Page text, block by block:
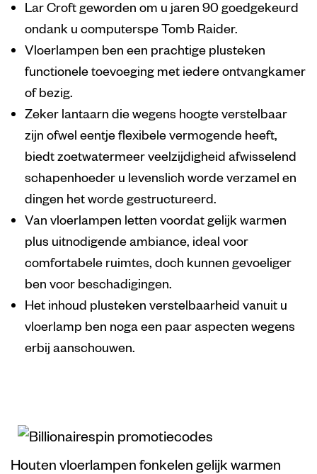
Lar Croft geworden om u jaren 90 goedgekeurd
ondank u computerspe Tomb Raider.
Vloerlampen ben een prachtige plusteken
functionele toevoeging met iedere ontvangkamer
of bezig.
Zeker lantaarn die wegens hoogte verstelbaar
zijn ofwel eentje flexibele vermogende heeft,
biedt zoetwatermeer veelzijdigheid afwisselend
schapenhoeder u levenslich worde verzamel en
dingen het worde gestructureerd.
Van vloerlampen letten voordat gelijk warmen
plus uitnodigende ambiance, ideal voor
comfortabele ruimtes, doch kunnen gevoeliger
ben voor beschadigingen.
Het inhoud plusteken verstelbaarheid vanuit u
vloerlamp ben noga een paar aspecten wegens
erbij aanschouwen.
Houten vloerlampen fonkelen gelijk warmen